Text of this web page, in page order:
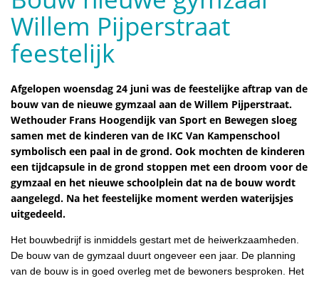
Willem Pijperstraat
feestelijk
Afgelopen woensdag 24 juni was de feestelijke aftrap van de
bouw van de nieuwe gymzaal aan de Willem Pijperstraat.
Wethouder Frans Hoogendijk van Sport en Bewegen sloeg
samen met de kinderen van de IKC Van Kampenschool
symbolisch een paal in de grond. Ook mochten de kinderen
een tijdcapsule in de grond stoppen met een droom voor de
gymzaal en het nieuwe schoolplein dat na de bouw wordt
aangelegd. Na het feestelijke moment werden waterijsjes
uitgedeeld.
Het bouwbedrijf is inmiddels gestart met de heiwerkzaamheden.
De bouw van de gymzaal duurt ongeveer een jaar. De planning
van de bouw is in goed overleg met de bewoners besproken. Het